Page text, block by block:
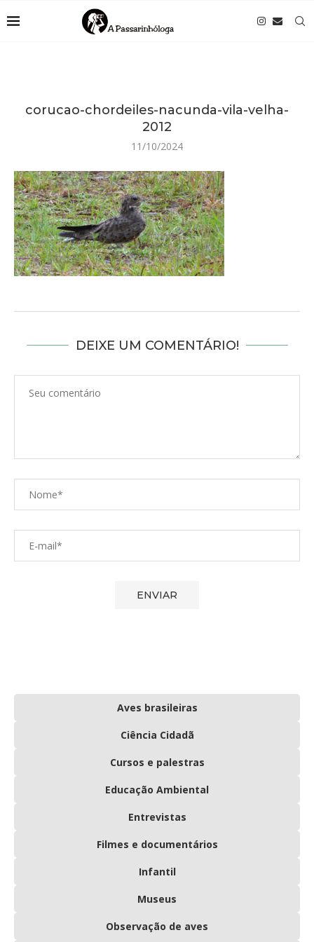
corucao-chordeiles-nacunda-vila-velha-
2012
11/10/2024
DEIXE UM COMENTÁRIO!
Aves brasileiras
Ciência Cidadã
Cursos e palestras
Educação Ambiental
Entrevistas
Filmes e documentários
Infantil
Museus
Observação de aves